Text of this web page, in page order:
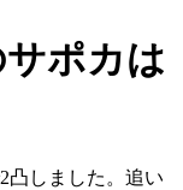
ポカは
凸しました。追い